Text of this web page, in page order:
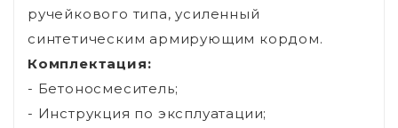
ручейкового типа, усиленный
синтетическим армирующим кордом.
Комплектация:
- Бетоносмеситель;
- Инструкция по эксплуатации;